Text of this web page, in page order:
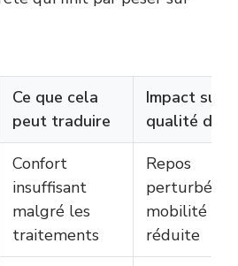
Ce que cela
peut traduire
Impact sur
qualité de
Confort
insuffisant
malgré les
traitements
Repos
perturbé,
mobilité
réduite